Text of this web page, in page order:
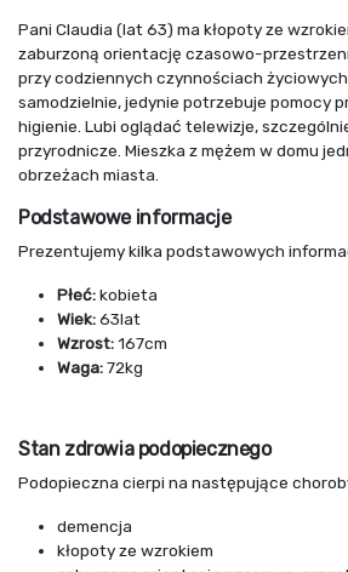
Pani Claudia (lat 63) ma kłopoty ze
zaburzoną orientację czasowo-
przy codziennych czynnościach
samodzielnie, jedynie potrzebuje pomocy
higienie. Lubi oglądać telewizje,
przyrodnicze. Mieszka z mężem w domu
obrzeżach miasta.
Podstawowe informacje
Prezentujemy kilka podstawowych
Płeć:kobieta
Wiek:63lat
Wzrost:167cm
Waga:72kg
Stan zdrowia podopiecznego
Podopieczna cierpi na następujące
demencja
kłopoty ze wzrokiem